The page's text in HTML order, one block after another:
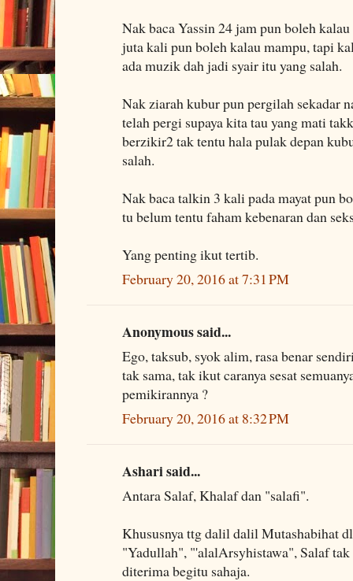
Nak baca Yassin 24 jam pun boleh
juta kali pun boleh kalau mampu, tapi
ada muzik dah jadi syair itu yang salah.
Nak ziarah kubur pun pergilah sekadar
telah pergi supaya kita tau yang mati
berzikir2 tak tentu hala pulak depan
salah.
Nak baca talkin 3 kali pada mayat pun
tu belum tentu faham kebenaran dan
Yang penting ikut tertib.
February 20, 2016 at 7:31 PM
Anonymous said...
Ego, taksub, syok alim, rasa benar
tak sama, tak ikut caranya sesat
pemikirannya ?
February 20, 2016 at 8:32 PM
Ashari said...
Antara Salaf, Khalaf dan "salafi".
Khususnya ttg dalil dalil Mutashabihat
"Yadullah", "'alalArsyhistawa", Salaf
diterima begitu sahaja.